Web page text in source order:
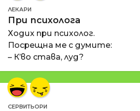
ЛЕКАРИ
При психолога
Ходих при психолог.
Посрещна ме с думите:
– К’во става, луд?
СЕРВИТЬОРИ